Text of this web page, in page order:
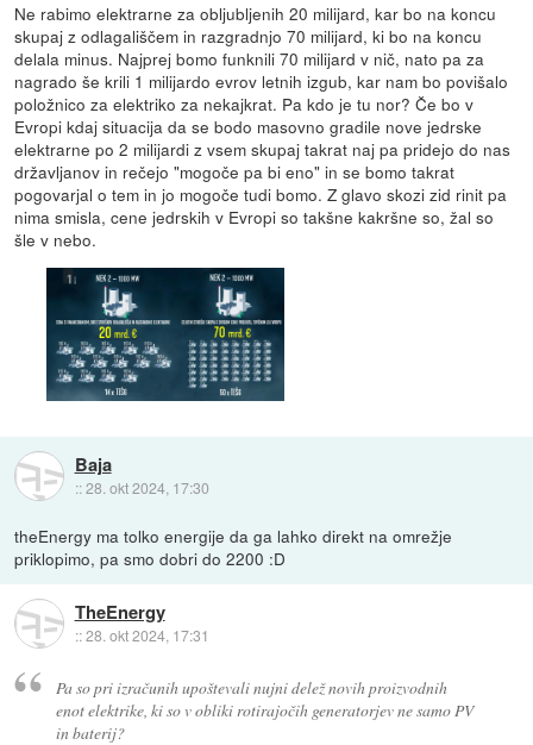
Ne rabimo elektrarne za obljubljenih 20 milijard, kar bo na koncu
skupaj z odlagališčem in razgradnjo 70 milijard, ki bo na koncu
delala minus. Najprej bomo funknili 70 milijard v nič, nato pa za
nagrado še krili 1 milijardo evrov letnih izgub, kar nam bo povišalo
položnico za elektriko za nekajkrat. Pa kdo je tu nor? Če bo v
Evropi kdaj situacija da se bodo masovno gradile nove jedrske
elektrarne po 2 milijardi z vsem skupaj takrat naj pa pridejo do nas
državljanov in rečejo "mogoče pa bi eno" in se bomo takrat
pogovarjal o tem in jo mogoče tudi bomo. Z glavo skozi zid rinit pa
nima smisla, cene jedrskih v Evropi so takšne kakršne so, žal so
šle v nebo.
Baja
::28. okt 2024, 17:30
theEnergy ma tolko energije da ga lahko direkt na omrežje
priklopimo, pa smo dobri do 2200 :D
TheEnergy
::28. okt 2024, 17:31
Pa so pri izračunih upoštevali nujni delež novih proizvodnih
enot elektrike, ki so v obliki rotirajočih generatorjev ne samo PV
in baterij?